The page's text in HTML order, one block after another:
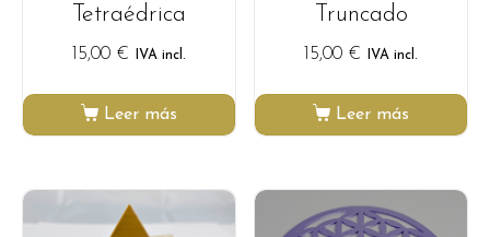
Tetraédrica
15,00 € IVA incl.
Leer más
Truncado
15,00 € IVA incl.
Leer más